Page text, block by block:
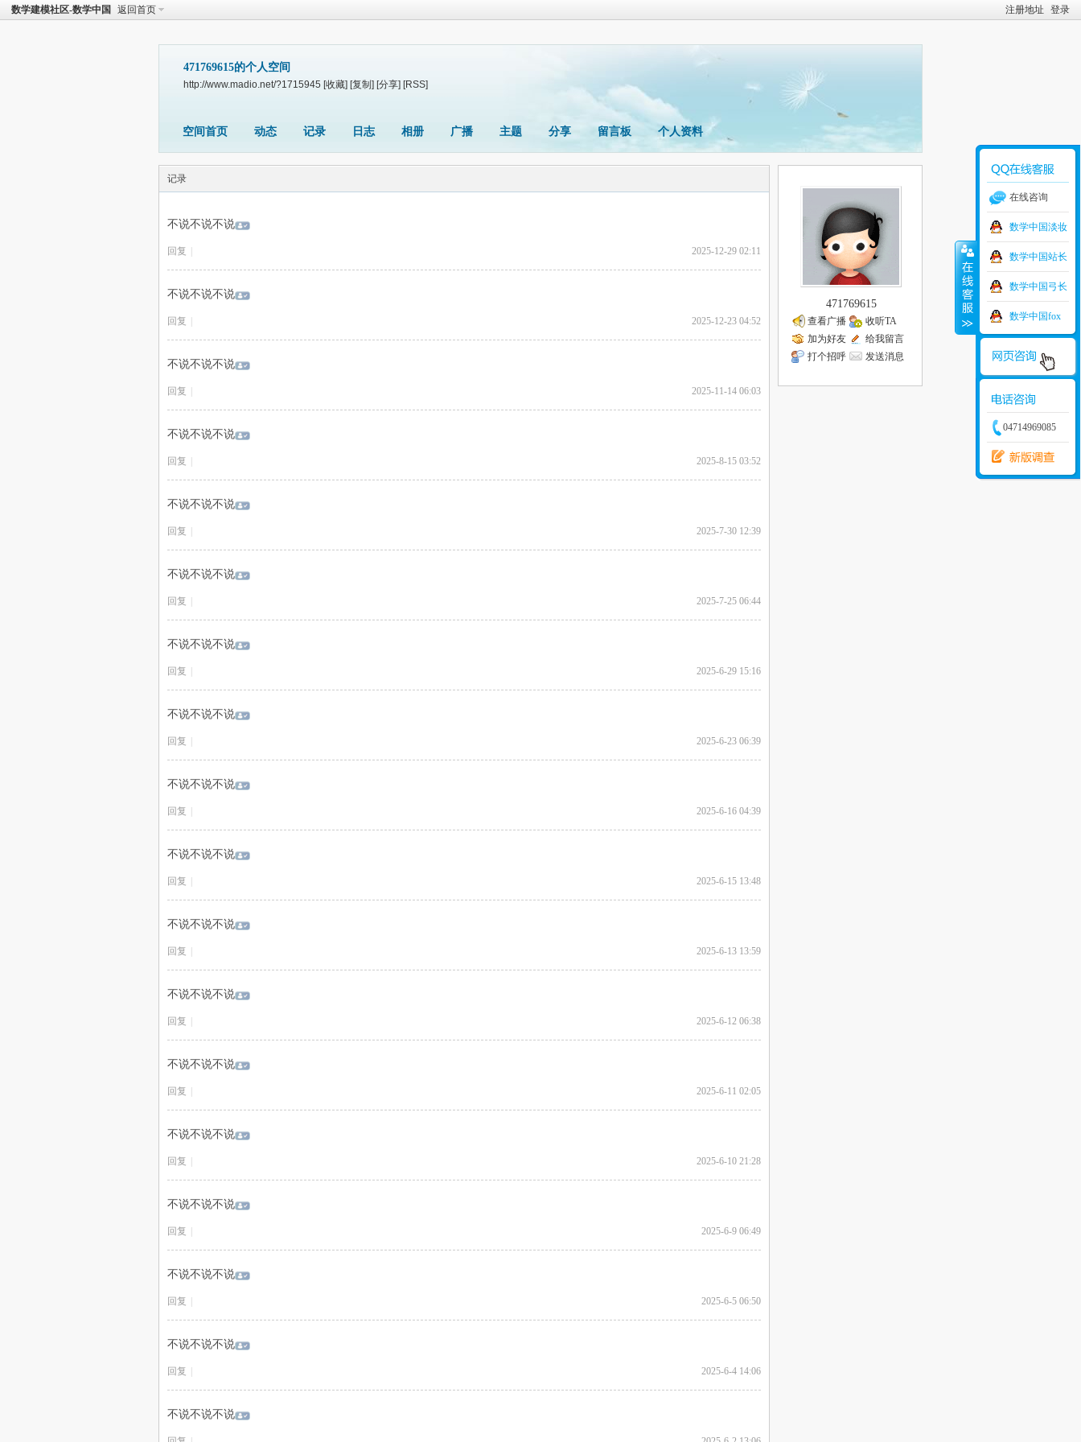
注册地址 登录
数学建模社区-数学中国 返回首页
471769615的个人空间
http://www.madio.net/?1715945 [收藏] [复制] [分享] [RSS]
空间首页 动态 记录 日志 相册 广播 主题 分享 留言板 个人资料
记录
不说不说不说
2025-12-29 02:11
回复
不说不说不说
2025-12-23 04:52
回复
不说不说不说
2025-11-14 06:03
回复
不说不说不说
2025-8-15 03:52
回复
不说不说不说
2025-7-30 12:39
回复
不说不说不说
2025-7-25 06:44
回复
不说不说不说
2025-6-29 15:16
回复
不说不说不说
2025-6-23 06:39
回复
不说不说不说
2025-6-16 04:39
回复
不说不说不说
2025-6-15 13:48
回复
不说不说不说
2025-6-13 13:59
回复
不说不说不说
2025-6-12 06:38
回复
不说不说不说
2025-6-11 02:05
回复
不说不说不说
2025-6-10 21:28
回复
不说不说不说
2025-6-9 06:49
回复
不说不说不说
2025-6-5 06:50
回复
不说不说不说
2025-6-4 14:06
回复
不说不说不说
471769615
查看广播
收听TA
加为好友
给我留言
打个招呼
发送消息
在线咨询
数学中国淡妆
数学中国站长
数学中国弓长
数学中国fox
04714969085